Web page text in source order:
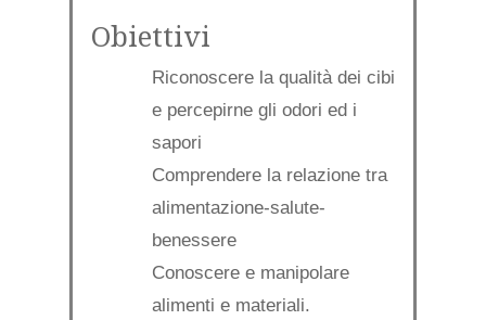
Obiettivi
Riconoscere la qualità dei cibi
e percepirne gli odori ed i
sapori
Comprendere la relazione tra
alimentazione-salute-
benessere
Conoscere e manipolare
alimenti e materiali.